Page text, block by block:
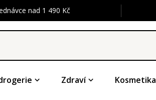
nad 1 490 Kč
Zdraví Kosmetika